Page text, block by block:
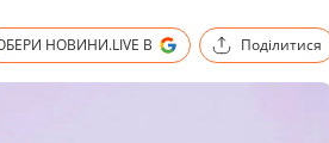
НОВИНИ.LIVE В Поділитися